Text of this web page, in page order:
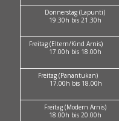
Donnerstag (Lapunti)
19.30h bis 21.30h
Freitag (Eltern/Kind Arnis)
17.00h bis 18.00h
Freitag (Panantukan)
17.00h bis 18.00h
Freitag (Modern Arnis)
18.00h bis 20.00h